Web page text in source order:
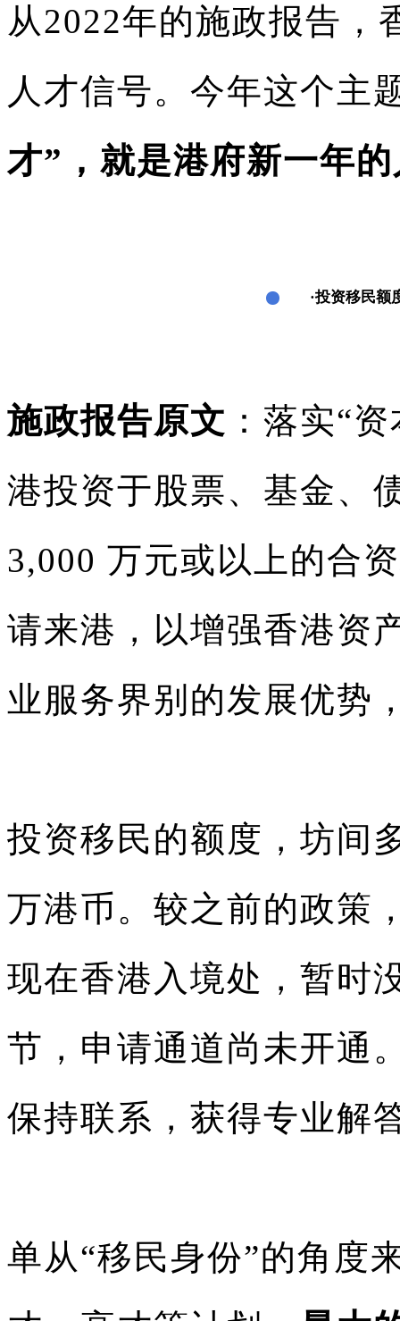
从2022年的施政报告，
人才信号。今年这个主
才”，就是港府新一年
·投资移民额
施政报告原文 ：落实“
港投资于股票、基金、
3,000 万元或以上的合
请来港，以增强香港资
业服务界别的发展优势
投资移民的额度，坊间
万港币。较之前的政策
现在香港入境处，暂时
节，申请通道尚未开通
保持联系，获得专业解
单从“移民身份”的角度